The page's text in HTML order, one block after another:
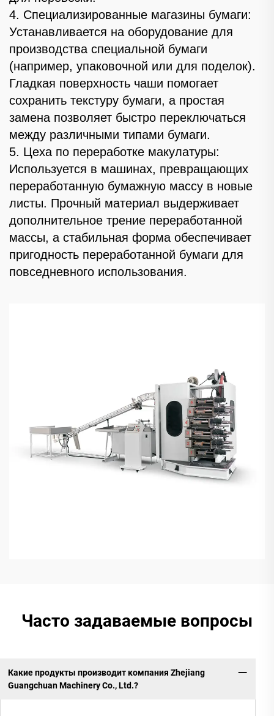
4. Специализированные магазины бумаги:
Устанавливается на оборудование для
производства специальной бумаги
(например, упаковочной или для поделок).
Гладкая поверхность чаши помогает
сохранить текстуру бумаги, а простая
замена позволяет быстро переключаться
между различными типами бумаги.
5. Цеха по переработке макулатуры:
Используется в машинах, превращающих
переработанную бумажную массу в новые
листы. Прочный материал выдерживает
дополнительное трение переработанной
массы, а стабильная форма обеспечивает
пригодность переработанной бумаги для
повседневного использования.
Часто задаваемые вопросы
Какие продукты производит компания Zhejiang
Guangchuan Machinery Co., Ltd.?